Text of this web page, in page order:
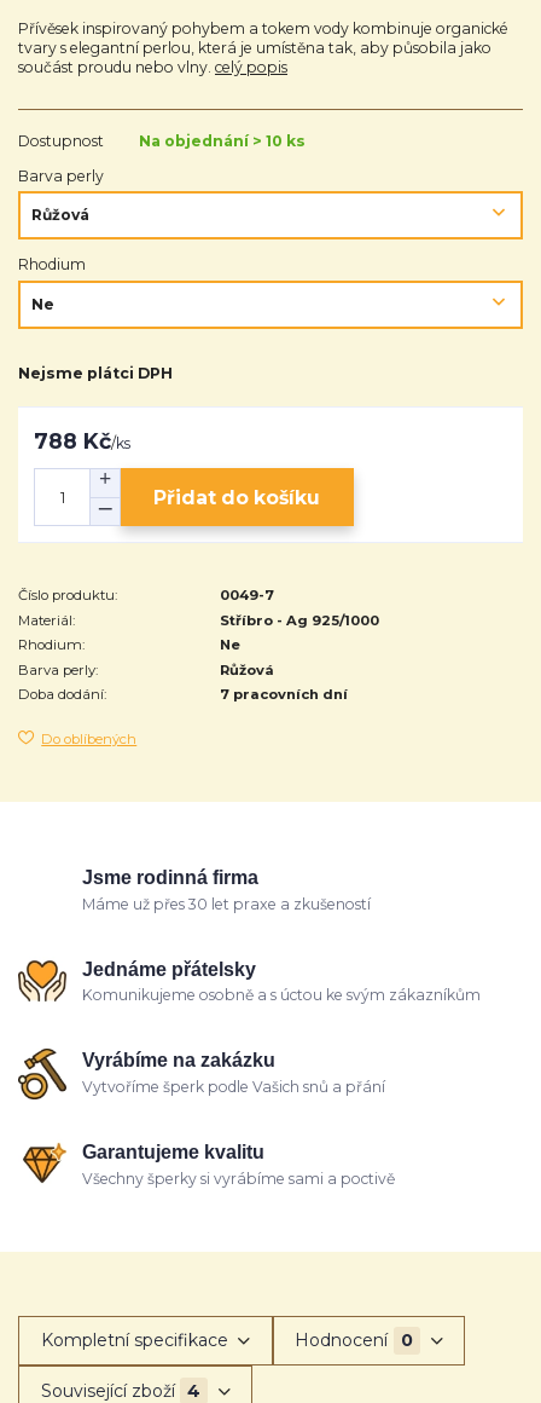
Přívěsek inspirovaný pohybem a tokem vody kombinuje organické
tvary s elegantní perlou, která je umístěna tak, aby působila jako
součást proudu nebo vlny. celý popis
Dostupnost
Na objednání > 10 ks
Barva perly
Rhodium
Nejsme plátci DPH
788 Kč/ks
Přidat do košíku
Číslo produktu:
0049-7
Materiál:
Stříbro - Ag 925/1000
Rhodium:
Ne
Barva perly:
Růžová
Doba dodání:
7 pracovních dní
Do oblíbených
Jsme rodinná firma
Máme už přes 30 let praxe a zkušeností
Jednáme přátelsky
Komunikujeme osobně a s úctou ke svým zákazníkům
Vyrábíme na zakázku
Vytvoříme šperk podle Vašich snů a přání
Garantujeme kvalitu
Všechny šperky si vyrábíme sami a poctivě
Kompletní specifikace Hodnocení 0
Související zboží 4